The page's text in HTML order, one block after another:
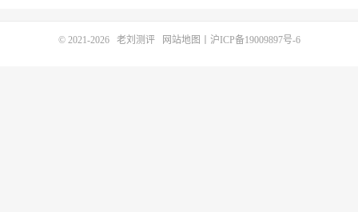
© 2021-2026 老刘测评 网站地图 沪ICP备19009897号-6